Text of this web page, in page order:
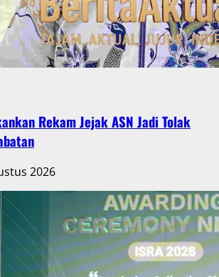
Rekam Jejak ASN Jadi Tolak
2026